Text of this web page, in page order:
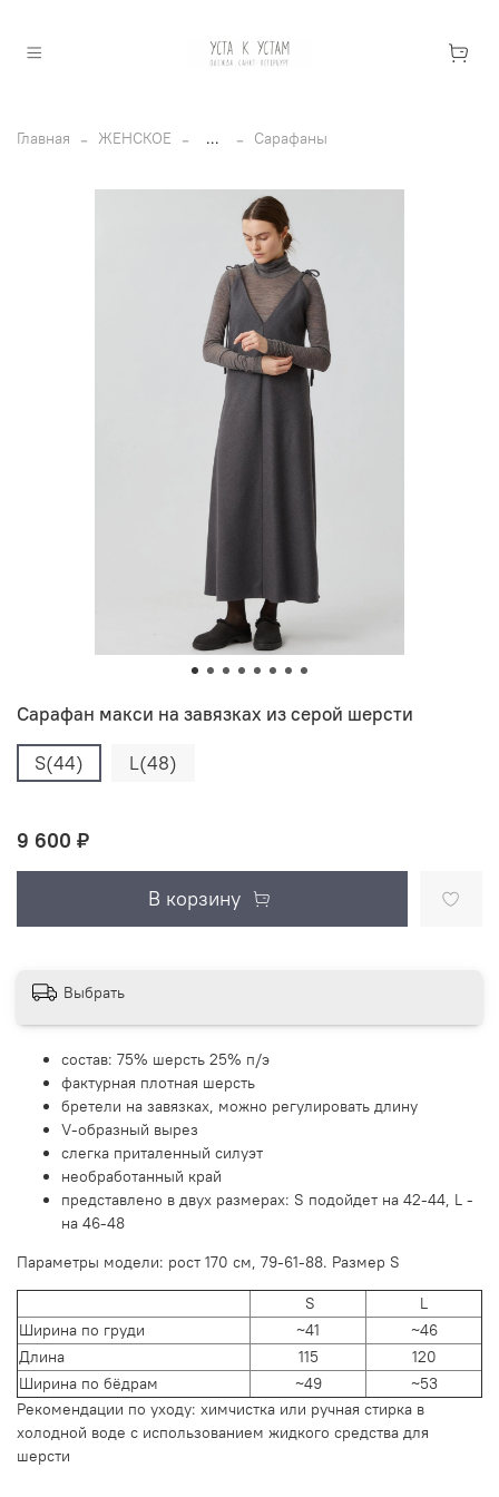
Главная ЖЕНСКОЕ ... Сарафаны
Сарафан макси на завязках из серой шерсти
S(44)
L(48)
9 600 ₽
В корзину
Выбрать
состав: 75% шерсть 25% п/э
фактурная плотная шерсть
бретели на завязках, можно регулировать длину
V-образный вырез
слегка приталенный силуэт
необработанный край
представлено в двух размерах: S подойдет на 42-44, L -
на 46-48
Параметры модели: рост 170 см, 79-61-88. Размер S
S
L
Ширина по груди
~41
~46
Длина
115
120
Ширина по бёдрам
~49
~53
Рекомендации по уходу: химчистка или ручная стирка в
холодной воде с использованием жидкого средства для
шерсти